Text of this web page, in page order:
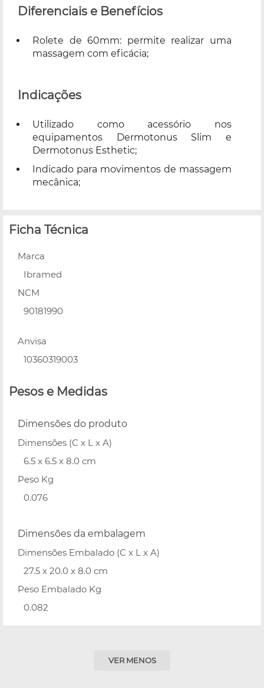
Diferenciais e Benefícios
Rolete de 60mm: permite realizar uma
massagem com eficácia;
Indicações
Utilizado como acessório nos
equipamentos Dermotonus Slim e
Dermotonus Esthetic;
Indicado para movimentos de massagem
mecânica;
Ficha Técnica
Marca
Ibramed
NCM
90181990
Anvisa
10360319003
Pesos e Medidas
Dimensões do produto
Dimensões (C x L x A)
6.5 x 6.5 x 8.0 cm
Peso Kg
0.076
Dimensões da embalagem
Dimensões Embalado (C x L x A)
27.5 x 20.0 x 8.0 cm
Peso Embalado Kg
0.082
VER MENOS